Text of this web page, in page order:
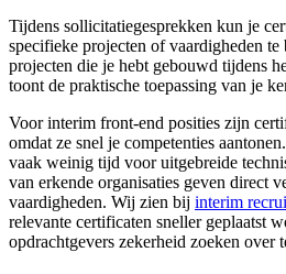
Tijdens sollicitatiegesprekken kun je
specifieke projecten of vaardigheden te
projecten die je hebt gebouwd tijdens
toont de praktische toepassing van je
Voor interim front-end posities zijn
omdat ze snel je competenties
vaak weinig tijd voor uitgebreide
van erkende organisaties geven direct
vaardigheden. Wij zien bij interim
relevante certificaten sneller geplaatst
opdrachtgevers zekerheid zoeken over